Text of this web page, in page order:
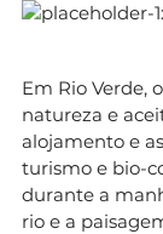
Em Rio Verde, o
natureza e
alojamento e
turismo e bio-
durante a
rio e a